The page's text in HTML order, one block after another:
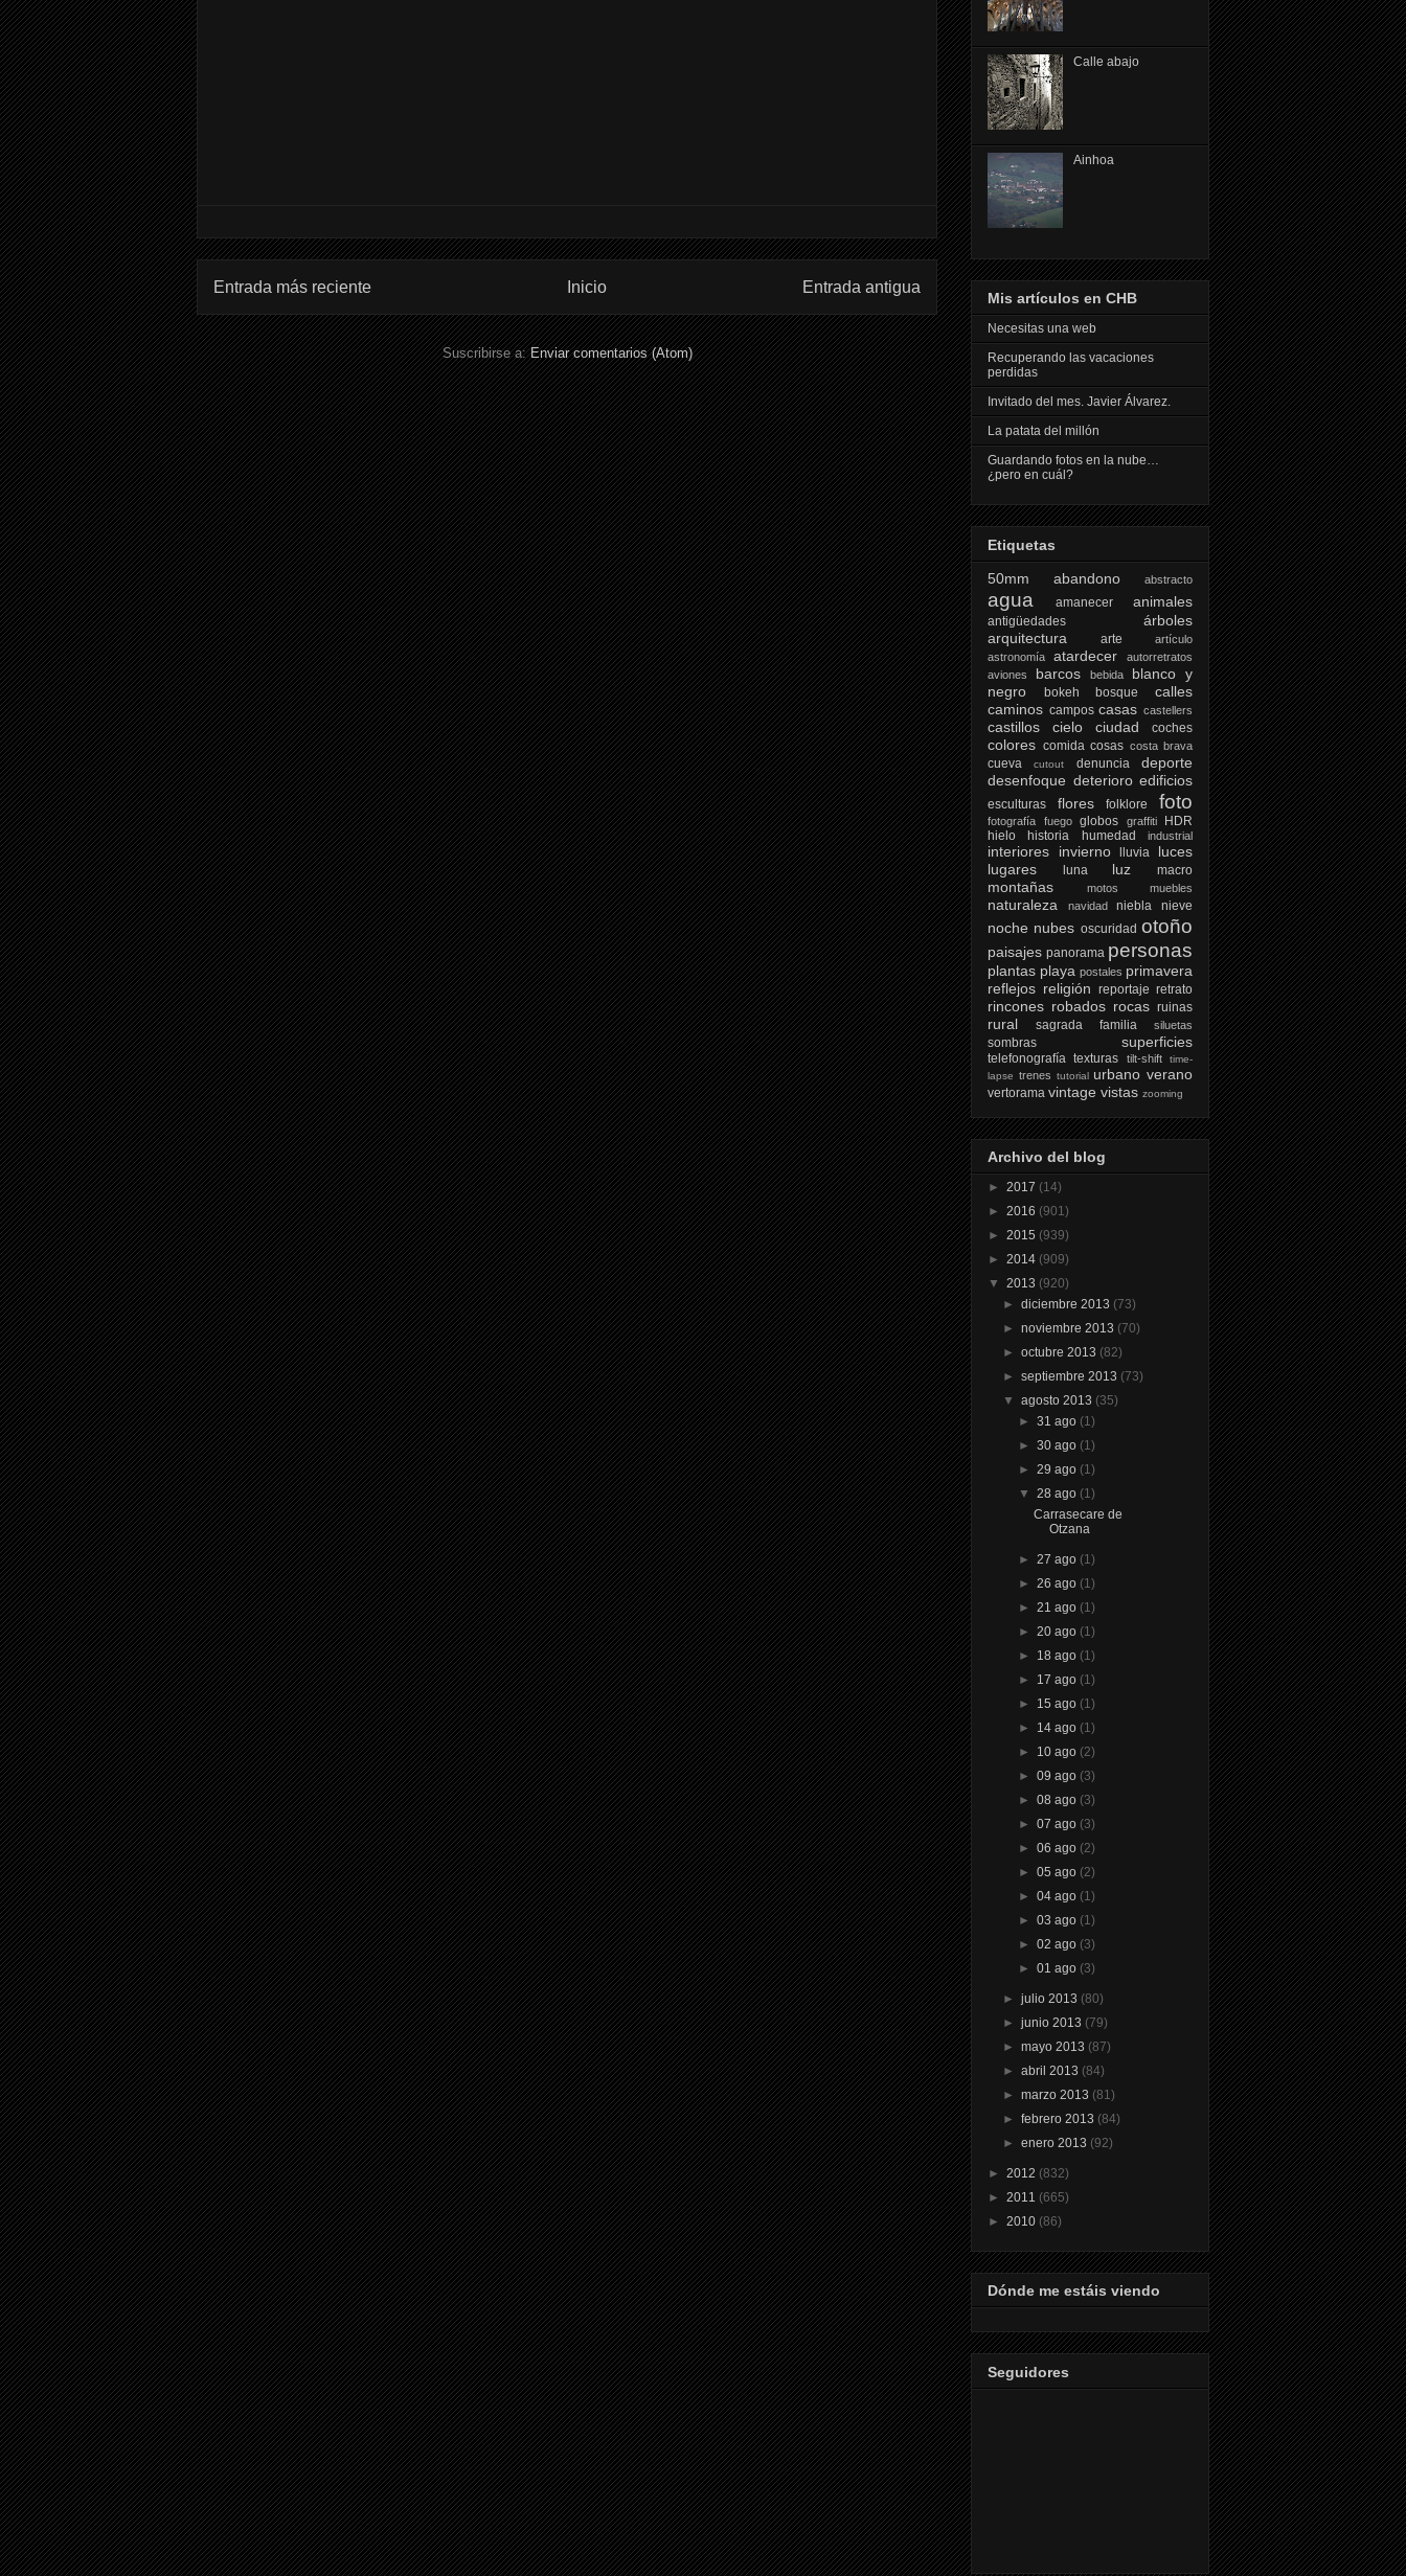
Entrada más reciente Entrada antigua
Inicio
Suscribirse a:Enviar comentarios (Atom)
Calle abajo
Ainhoa
Mis artículos en CHB
Necesitas una web
Recuperando las vacaciones
perdidas
Invitado del mes. Javier Álvarez.
La patata del millón
Guardando fotos en la nube…
¿pero en cuál?
Etiquetas
50mm
abandono abstracto
agua amanecer animales
antigüedades
árboles
arquitectura
arte
artículo
astronomía
atardecer
autorretratos
aviones
barcos bebida
blanco y
negro
bokeh bosque
calles
caminos campos casas castellers
castillos cielo ciudad coches
colores comida cosas costa brava
cueva cutout denuncia
deporte
desenfoque deterioro edificios
esculturas flores folklore foto
fotografía fuego globos graffiti
HDR
hielo
historia humedad industrial
interiores invierno lluvia
luces
lugares
luna luz macro
montañas motos muebles
naturaleza navidad niebla nieve
noche nubes oscuridad otoño
paisajes panorama personas
plantas playa postales primavera
reflejos religión reportaje retrato
rincones robados rocas ruinas
rural sagrada familia siluetas
sombras superficies
telefonografía texturas tilt-shift
time-
lapse trenes tutorial urbano verano
vertorama vintage vistas zooming
Archivo del blog
► 2017 (14)
► 2016 (901)
► 2015 (939)
► 2014 (909)
▼ 2013 (920)
►diciembre 2013 (73)
►noviembre 2013 (70)
►octubre 2013 (82)
►septiembre 2013 (73)
▼agosto 2013 (35)
► 31 ago (1)
► 30 ago (1)
► 29 ago (1)
▼ 28 ago (1)
Carrasecare de
Otzana
► 27 ago (1)
► 26 ago (1)
► 21 ago (1)
► 20 ago (1)
► 18 ago (1)
► 17 ago (1)
► 15 ago (1)
► 14 ago (1)
► 10 ago (2)
► 09 ago (3)
► 08 ago (3)
► 07 ago (3)
► 06 ago (2)
► 05 ago (2)
► 04 ago (1)
► 03 ago (1)
► 02 ago (3)
► 01 ago (3)
►julio 2013 (80)
►junio 2013 (79)
►mayo 2013 (87)
►abril 2013 (84)
►marzo 2013 (81)
►febrero 2013 (84)
►enero 2013 (92)
► 2012 (832)
► 2011 (665)
► 2010 (86)
Dónde me estáis viendo
Seguidores